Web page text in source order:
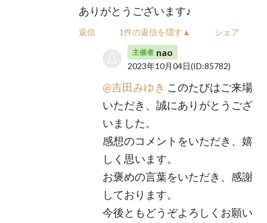
ありがとうございます♪
返信 1件の返信を隠す▲ シェア
主催者 nao
2023年10月04日(ID:85782)
@吉田みゆき このたびはご来場
いただき、誠にありがとうござ
いました。
感想のコメントをいただき、嬉
しく思います。
お褒めの言葉をいただき、感謝
しております。
今後ともどうぞよろしくお願い